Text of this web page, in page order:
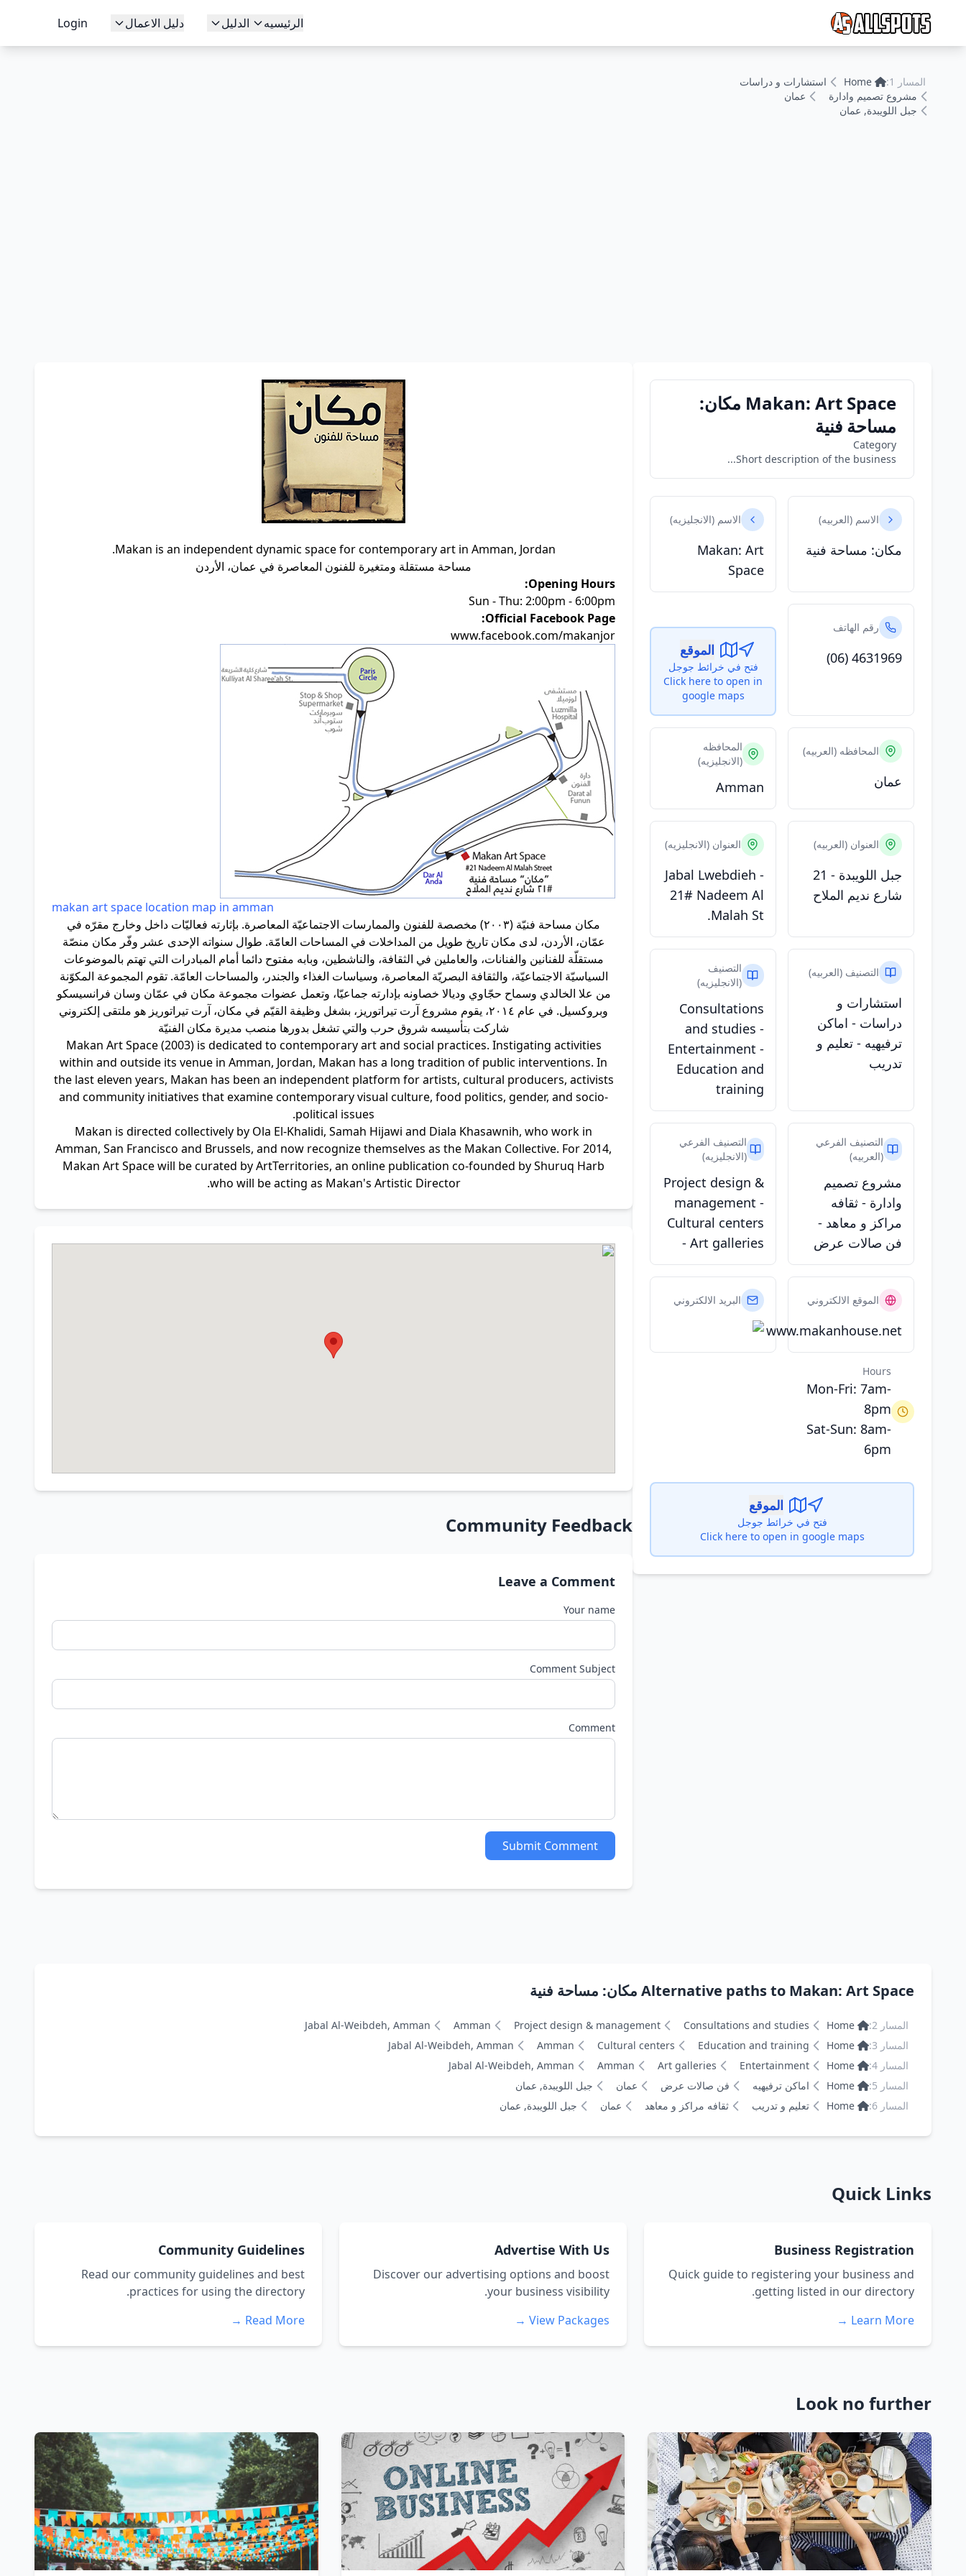
الرئيسيه الدليل دليل الاعمال Login
المسار 1: Home
استشارات و دراسات
مشروع تصميم وادارة
عمان
جبل اللويبدة, عمان
Makan: Art Space مكان:
مساحة فنية
Category
Short description of the business...
الاسم (العربيه)
مكان: مساحة فنية
الاسم (الانجليزيه)
Makan: Art
Space
رقم الهاتف
(06) 4631969 الموقع
فتح في خرائط جوجل
Click here to open in
google maps
المحافظه (العربيه)
عمان
المحافظه
(الانجليزيه)
Amman
العنوان (العربيه)
جبل اللويبدة - 21
شارع نديم الملاح
العنوان (الانجليزيه)
Jabal Lwebdieh -
21# Nadeem Al
Malah St.
التصنيف (العربيه)
استشارات و
دراسات - اماكن
ترفيهيه - تعليم و
تدريب
التصنيف
(الانجليزيه)
Consultations
and studies -
Entertainment -
Education and
training
التصنيف الفرعي
(العربيه)
مشروع تصميم
وادارة - ثقافه
مراكز و معاهد -
فن صالات عرض
التصنيف الفرعي
(الانجليزيه)
Project design &
management -
Cultural centers
- Art galleries
الموقع الالكتروني
www.makanhouse.net
البريد الالكتروني
Hours
Mon-Fri: 7am-
8pm
Sat-Sun: 8am-
6pm
الموقع
فتح في خرائط جوجل
Click here to open in google maps
Makan is an independent dynamic space for contemporary art in Amman, Jordan.
مساحة مستقلة ومتغيرة للفنون المعاصرة في عمان، الأردن
Opening Hours:
Sun - Thu: 2:00pm - 6:00pm
Official Facebook Page:
www.facebook.com/makanjor
makan art space location map in amman
مكان مساحة فنيّة (٢٠٠٣) مخصصة للفنون والممارسات الاجتماعيّة المعاصرة. بإثارته فعاليّات داخل وخارج مقرّه في
عمّان، الأردن، لدى مكان تاريخ طويل من المداخلات في المساحات العامّة. طوال سنواته الإحدى عشر وفّر مكان منصّة
مستقلّة للفنانين والفنانات، والعاملين في الثقافة، والناشطين، وبابه مفتوح دائما أمام المبادرات التي تهتم بالموضوعات
السياسيّة الاجتماعيّة، والثقافة البصريّة المعاصرة، وسياسات الغذاء والجندر، والمساحات العامّة. تقوم المجموعة المكوّنة
من علا الخالدي وسماح حجّاوي وديالا خصاونه بإدارته جماعيّا، وتعمل عضوات مجموعة مكان في عمّان وسان فرانسيسكو
وبروكسيل. في عام ٢٠١٤، يقوم مشروع آرت تيراتوريز، بشغل وظيفة القيّم في مكان، آرت تيراتوريز هو ملتقى إلكتروني
شاركت بتأسيسه شروق حرب والتي تشغل بدورها منصب مديرة مكان الفنيّة
Makan Art Space (2003) is dedicated to contemporary art and social practices. Instigating activities
within and outside its venue in Amman, Jordan, Makan has a long tradition of public interventions. In
the last eleven years, Makan has been an independent platform for artists, cultural producers, activists
and community initiatives that examine contemporary visual culture, food politics, gender, and socio-
political issues.
Makan is directed collectively by Ola El-Khalidi, Samah Hijawi and Diala Khasawnih, who work in
Amman, San Francisco and Brussels, and now recognize themselves as the Makan Collective. For 2014,
Makan Art Space will be curated by ArtTerritories, an online publication co-founded by Shuruq Harb
who will be acting as Makan's Artistic Director.
Community Feedback
Leave a Comment
Your name
Comment Subject
Comment
Submit Comment
Alternative paths to Makan: Art Space مكان: مساحة فنية
المسار 2: Home
Consultations and studies
Project design & management
Amman
Jabal Al-Weibdeh, Amman
المسار 3:
Home
Education and training
Cultural centers
Amman
Jabal Al-Weibdeh, Amman
المسار 4:
Home
Entertainment
Art galleries
Amman
Jabal Al-Weibdeh, Amman
المسار 5:
Home اماكن ترفيهيه فن صالات عرض عمان
جبل اللويبدة, عمان
المسار 6:
Home تعليم و تدريب ثقافه مراكز و معاهد عمان جبل اللويبدة, عمان
Quick Links
Business Registration
Quick guide to registering your business and
getting listed in our directory.
Learn More →
Advertise With Us
Discover our advertising options and boost
your business visibility.
View Packages →
Community Guidelines
Read our community guidelines and best
practices for using the directory.
Read More →
Look no further